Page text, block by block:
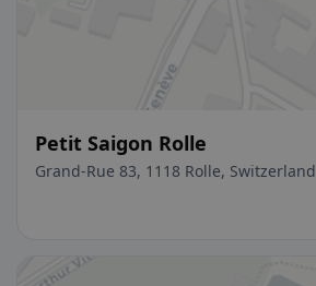
Petit Saigon Rolle
Grand-Rue 83, 1118 Rolle, Switzerland